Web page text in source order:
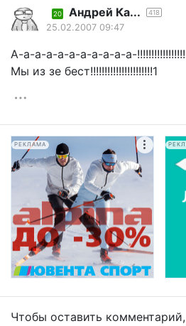
20 Андрей Ка... 418
25.02.2007 09:47
А-а-а-а-а-а-а-а-а-а-а-
Мы из зе бест!!!!!!!!!!!!!!!!!!!!!!1
РЕКЛАМА
Чтобы оставить комментарий,